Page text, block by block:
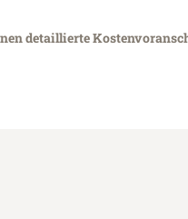
detaillierte